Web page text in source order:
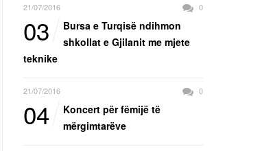
21/07/2016 0
03
Bursa e Turqisë ndihmon
shkollat e Gjilanit me mjete
teknike
21/07/2016 0
04
Koncert për fëmijë të
mërgimtarëve